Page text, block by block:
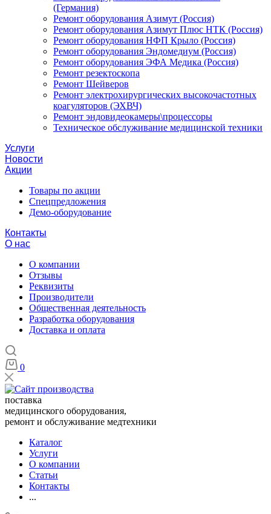
(Германия)
Ремонт оборудования Азимут (Россия)
Ремонт оборудования Азимут Плюс НТК (Россия)
Ремонт оборудования НФП Крыло (Россия)
Ремонт оборудования Эндомедиум (Россия)
Ремонт оборудования ЭФА Медика (Россия)
Ремонт резектоскопа
Ремонт Шейверов
Ремонт электрохирургических высокочастотных
коагуляторов (ЭХВЧ)
Ремонт эндовидеокамеры\процессоры
Техническое обслуживание медицинской техники
Услуги
Новости
Акции
Товары по акции
Спецпредложения
Демо-оборудование
Контакты
О нас
О компании
Отзывы
Реквизиты
Производители
Общественная деятельность
Разработка оборудования
Доставка и оплата
0
поставка
медицинского оборудования,
ремонт и обслуживание медтехники
Каталог
Услуги
О компании
Статьи
Контакты
...